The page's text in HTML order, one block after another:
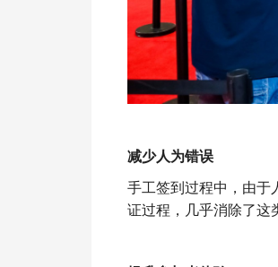
减少人为错误
手工签到过程中，由于
证过程，几乎消除了这